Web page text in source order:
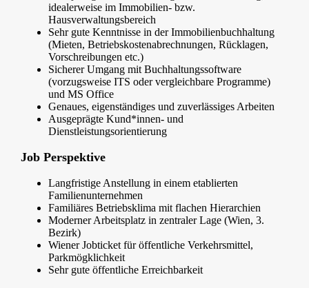
idealerweise im Immobilien- bzw.
Hausverwaltungsbereich
Sehr gute Kenntnisse in der Immobilienbuchhaltung
(Mieten, Betriebskostenabrechnungen, Rücklagen,
Vorschreibungen etc.)
Sicherer Umgang mit Buchhaltungssoftware
(vorzugsweise ITS oder vergleichbare Programme)
und MS Office
Genaues, eigenständiges und zuverlässiges Arbeiten
Ausgeprägte Kund*innen- und
Dienstleistungsorientierung
Job Perspektive
Langfristige Anstellung in einem etablierten
Familienunternehmen
Familiäres Betriebsklima mit flachen Hierarchien
Moderner Arbeitsplatz in zentraler Lage (Wien, 3.
Bezirk)
Wiener Jobticket für öffentliche Verkehrsmittel,
Parkmögklichkeit
Sehr gute öffentliche Erreichbarkeit